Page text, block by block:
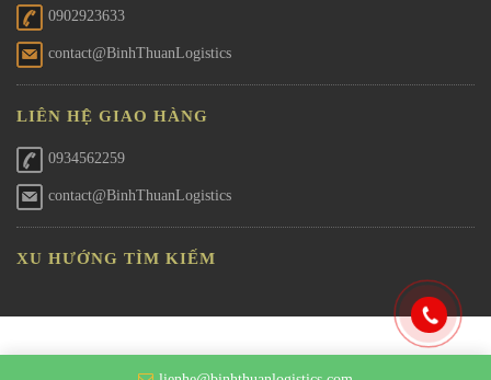
0902923633
contact@BinhThuanLogistics
LIÊN HỆ GIAO HÀNG
0934562259
contact@BinhThuanLogistics
XU HƯỚNG TÌM KIẾM